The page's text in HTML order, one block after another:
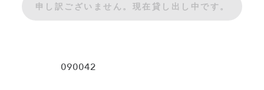
申し訳ございません。現在貸し出し中です。
090042